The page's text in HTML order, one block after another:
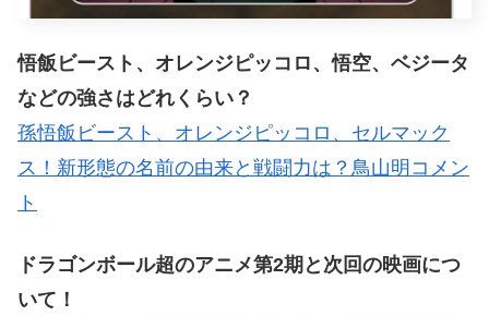
悟飯ビースト、オレンジピッコロ、悟空、ベジータ
などの強さはどれくらい？
孫悟飯ビースト、オレンジピッコロ、セルマック
ス！新形態の名前の由来と戦闘力は？鳥山明コメン
ト
ドラゴンボール超のアニメ第2期と次回の映画につ
いて！